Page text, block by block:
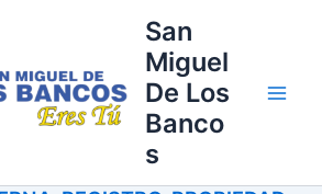
San
Miguel
De Los
Banco
s